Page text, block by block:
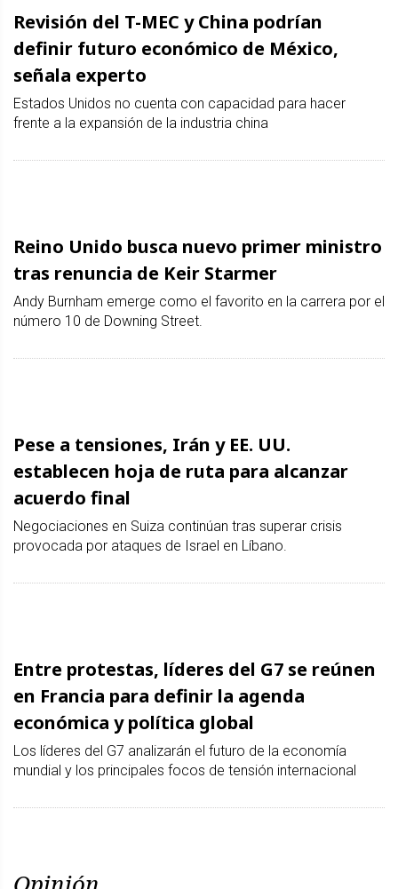
Revisión del T-MEC y China podrían
definir futuro económico de México,
señala experto
Estados Unidos no cuenta con capacidad para hacer
frente a la expansión de la industria china
Reino Unido busca nuevo primer ministro
tras renuncia de Keir Starmer
Andy Burnham emerge como el favorito en la carrera por el
número 10 de Downing Street.
Pese a tensiones, Irán y EE. UU.
establecen hoja de ruta para alcanzar
acuerdo final
Negociaciones en Suiza continúan tras superar crisis
provocada por ataques de Israel en Líbano.
Entre protestas, líderes del G7 se reúnen
en Francia para definir la agenda
económica y política global
Los líderes del G7 analizarán el futuro de la economía
mundial y los principales focos de tensión internacional